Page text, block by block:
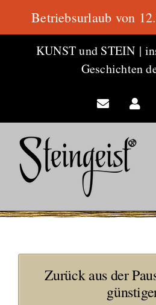
KUNST und STEIN |
Geschichten
Zurück aus der
Betriebsurlaub von